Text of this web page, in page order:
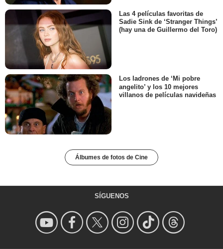
Las 4 películas favoritas de
Sadie Sink de ‘Stranger Things’
(hay una de Guillermo del Toro)
Los ladrones de ‘Mi pobre
angelito’ y los 10 mejores
villanos de películas navideñas
Álbumes de fotos de Cine
SÍGUENOS